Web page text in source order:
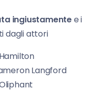
ingiustamentee i
dagli attori
Langford